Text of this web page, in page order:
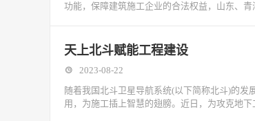
功能，保障建筑施工企业的合法权益，山东、青
天上北斗赋能工程建设
2023-08-22
随着我国北斗卫星导航系统(以下简称北斗)的
用，为施工插上智慧的翅膀。近日，为攻克地下